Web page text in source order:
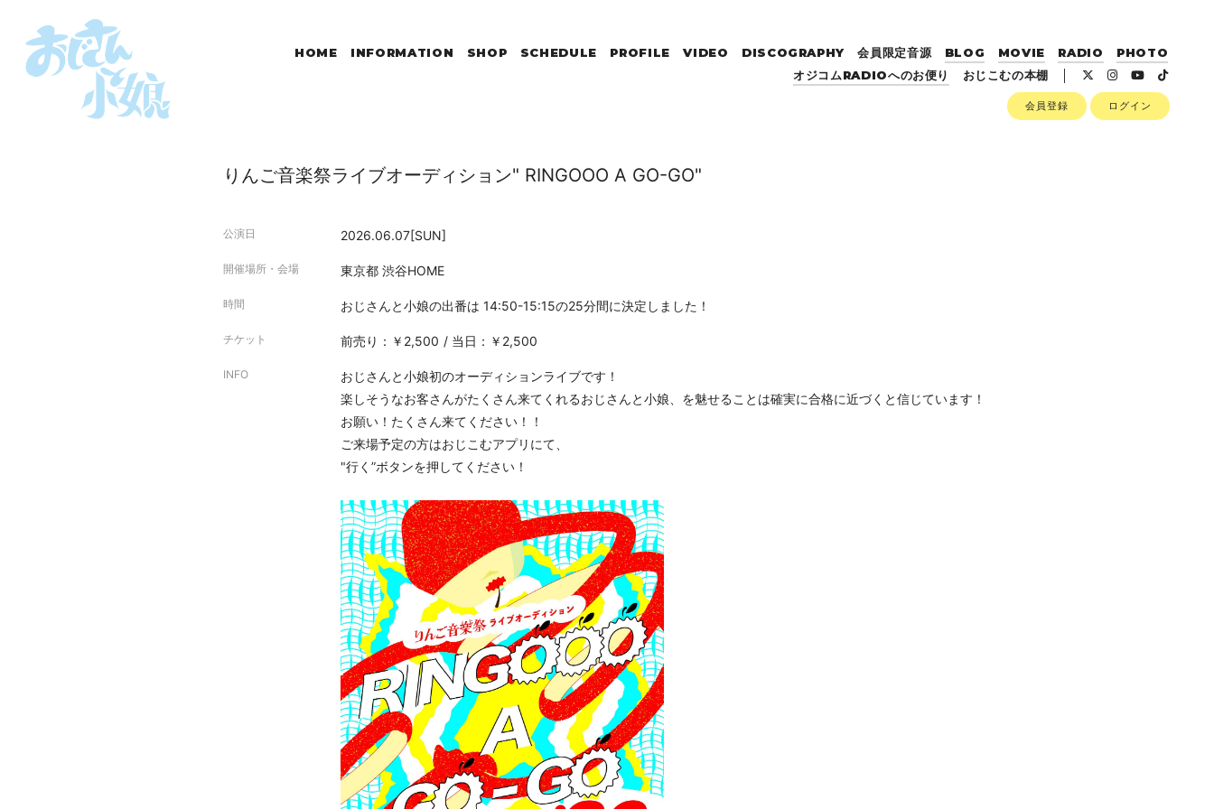
HOME INFORMATION SHOP SCHEDULE PROFILE VIDEO DISCOGRAPHY 会員限定音源 BLOG MOVIE RADIO
PHOTO
オジコムRADIOへのお便り
おじこむの本棚
会員登録 ログイン
りんご音楽祭ライブオーディション" RINGOOO A GO-GO"
公演日 2026.06.07[SUN]
開催場所・会場 東京都 渋谷HOME
時間 おじさんと小娘の出番は 14:50-15:15の25分間に決定しました！
チケット 前売り：￥2,500 当日：￥2,500
INFO
おじさんと小娘初のオーディションライブです！
楽しそうなお客さんがたくさん来てくれるおじさんと小娘、を魅せることは確実に合格に近づくと信じています！
お願い！たくさん来てください！！
ご来場予定の方はおじこむアプリにて、
"行く”ボタンを押してください！